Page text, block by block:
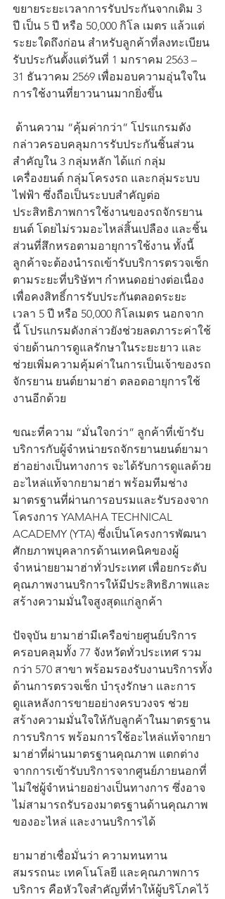
ขยายระยะเวลาการรับประกันจากเดิม 3
ปี เป็น 5 ปี หรือ 50,000 กิโล เมตร แล้วแต่
ระยะใดถึงก่อน สำหรับลูกค้าที่ลงทะเบียน
รับประกันตั้งแต่วันที่ 1 มกราคม 2563 –
31 ธันวาคม 2569 เพื่อมอบความอุ่นใจใน
การใช้งานที่ยาวนานมากยิ่งขึ้น
กล่าวครอบคลุมการรับประกันชิ้นส่วน
สำคัญใน 3 กลุ่มหลัก ได้แก่ กลุ่ม
เครื่องยนต์ กลุ่มโครงรถ และกลุ่มระบบ
ไฟฟ้า ซึ่งถือเป็นระบบสำคัญต่อ
ประสิทธิภาพการใช้งานของรถจักรยาน
ยนต์ โดยไม่รวมอะไหล่สิ้นเปลือง และชิ้น
ส่วนที่สึกหรอตามอายุการใช้งาน ทั้งนี้
ลูกค้าจะต้องนำรถเข้ารับบริการตรวจเช็ก
ตามระยะที่บริษัทฯ กำหนดอย่างต่อเนื่อง
เพื่อคงสิทธิ์การรับประกันตลอดระยะ
เวลา 5 ปี หรือ 50,000 กิโลเมตร นอกจาก
นี้ โปรแกรมดังกล่าวยังช่วยลดภาระค่าใช้
จ่ายด้านการดูแลรักษาในระยะยาว และ
ช่วยเพิ่มความคุ้มค่าในการเป็นเจ้าของรถ
จักรยาน ยนต์ยามาฮ่า ตลอดอายุการใช้
งานอีกด้วย
ขณะที่ความ “มั่นใจกว่า” ลูกค้าที่เข้ารับ
บริการกับผู้จำหน่ายรถจักรยานยนต์ยามา
ฮ่าอย่างเป็นทางการ จะได้รับการดูแลด้วย
อะไหล่แท้จากยามาฮ่า พร้อมทีมช่าง
มาตรฐานที่ผ่านการอบรมและรับรองจาก
โครงการ YAMAHA TECHNICAL
ACADEMY (YTA) ซึ่งเป็นโครงการพัฒนา
ศักยภาพบุคลากรด้านเทคนิคของผู้
จำหน่ายยามาฮ่าทั่วประเทศ เพื่อยกระดับ
คุณภาพงานบริการให้มีประสิทธิภาพและ
สร้างความมั่นใจสูงสุดแก่ลูกค้า
ปัจจุบัน ยามาฮ่ามีเครือข่ายศูนย์บริการ
ครอบคลุมทั้ง 77 จังหวัดทั่วประเทศ รวม
กว่า 570 สาขา พร้อมรองรับงานบริการทั้ง
ด้านการตรวจเช็ก บำรุงรักษา และการ
ดูแลหลังการขายอย่างครบวงจร ช่วย
สร้างความมั่นใจให้กับลูกค้าในมาตรฐาน
การบริการ พร้อมการใช้อะไหล่แท้จากยา
มาฮ่าที่ผ่านมาตรฐานคุณภาพ แตกต่าง
จากการเข้ารับบริการจากศูนย์ภายนอกที่
ไม่ใช่ผู้จำหน่ายอย่างเป็นทางการ ซึ่งอาจ
ไม่สามารถรับรองมาตรฐานด้านคุณภาพ
ของอะไหล่ และงานบริการได้
ยามาฮ่าเชื่อมั่นว่า ความทนทาน
สมรรถนะ เทคโนโลยี และคุณภาพการ
บริการ คือหัวใจสำคัญที่ทำให้ผู้บริโภคไว้